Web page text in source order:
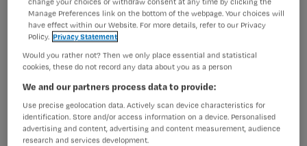
van een proactief zorgprogramma voor kwetsbare
ouderen in de eerstelijn (Om U). Haar
onderzoeksprogramma richt zicht op het verbeteren van
de kwaliteit van zorg aan thuiswonende ouderen. De
focus ligt op preventie van functieverlies en behoud van
zelfredzaamheid van kwetsbare ouderen en ouderen met
multimorbidteit. Daarnaast houdt zij zich bezig met
vraagstukken rondom inzet en uitkomsten van
wijkverpleegkundige zorg.
Manage Preferences link on the bottom of the webpage. Your choices will
have effect within our Website. For more details, refer to our Privacy
Policy. Privacy Statement
Would you rather not? Then we only place essential and statistical
cookies, these do not record any data about you as a person
We and our partners process data to provide:
Use precise geolocation data. Actively scan device characteristics for
identification. Store and/or access information on a device. Personalised
advertising and content, advertising and content measurement, audience
research and services development.